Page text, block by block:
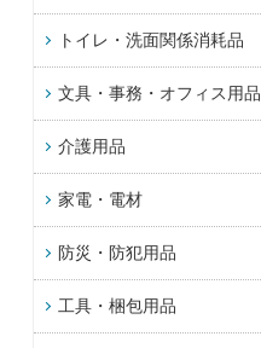
トイレ・洗面関係消耗品
文具・事務・オフィス用品
介護用品
家電・電材
防災・防犯用品
工具・梱包用品